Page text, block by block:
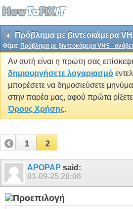
Θέμα: Πρόβλημα με βιντεοκάμερα VHS -
Αν αυτή είναι η πρώτη σας
δημιουργήσετε λογαριασμό
μπορέσετε να δημοσιεύσετε
στην παρέα μας, αφού πρώτα ρίξετε
Όρους Χρήσης.
1 2
APOPAP said:
01-09-25 20:06